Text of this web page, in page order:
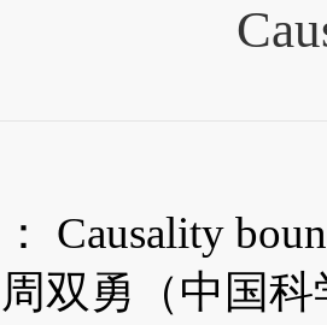
Causality
双勇（中国